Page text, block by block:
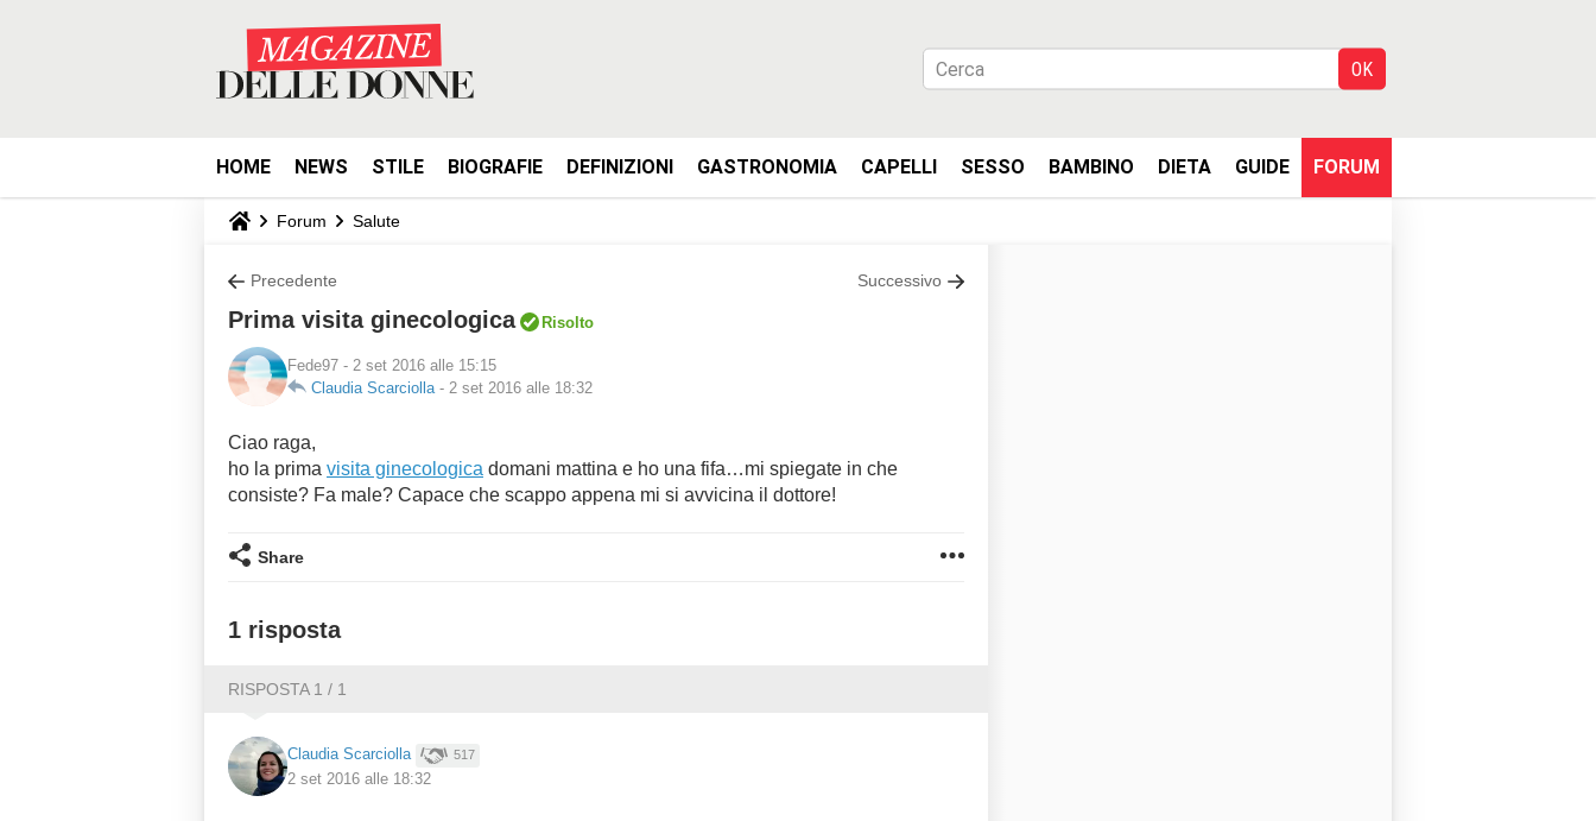
HOME NEWS STILE BIOGRAFIE DEFINIZIONI GASTRONOMIA CAPELLI SESSO BAMBINO DIETA GUIDE FORUM
Forum Salute
Precedente Successivo
Prima visita ginecologica Risolto
Fede97 - 2 set 2016 alle 15:15
Claudia Scarciolla- 2 set 2016 alle 18:32
Ciao raga,
ho la prima visita ginecologica domani mattina e ho una fifa…mi spiegate in che
consiste? Fa male? Capace che scappo appena mi si avvicina il dottore!
Share
1 risposta
RISPOSTA 1 / 1
Claudia Scarciolla 517
2 set 2016 alle 18:32